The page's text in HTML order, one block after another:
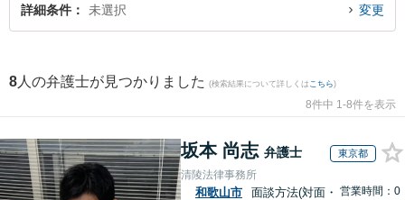
る和歌山市内の弁護士に相談予約したい』などでお困りの相談者さんにおすす
詳細条件 未選択 変更
8 人の弁護士が見つかりました (検索結果について詳しくは こちら)
8件中 1-8件を表示
坂本 尚志 弁護士 東京都
清陵法律事務所
和歌山市
面談方法(対面・ 営業時間：0